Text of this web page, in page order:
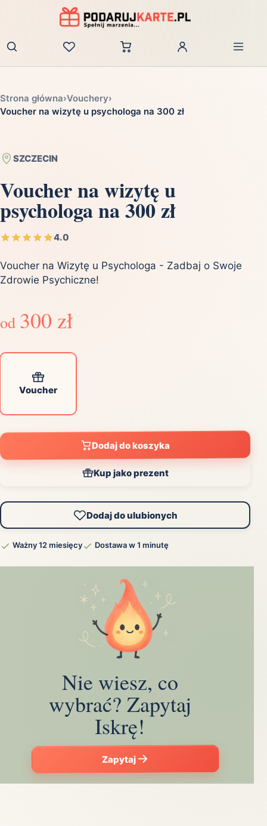
Zaloguj
Strona główna›Vouchery›
Voucher na wizytę u psychologa na 300 zł
SZCZECIN
Voucher na wizytę u
psychologa na 300 zł
4.0
Voucher na Wizytę u Psychologa - Zadbaj o Swoje
Zdrowie Psychiczne!
od 300 zł
Voucher
Dodaj do koszyka
Kup jako prezent
Dodaj do ulubionych
Ważny 12 miesięcy Dostawa w 1 minutę
Nie wiesz, co
wybrać? Zapytaj
Iskrę!
Zapytaj